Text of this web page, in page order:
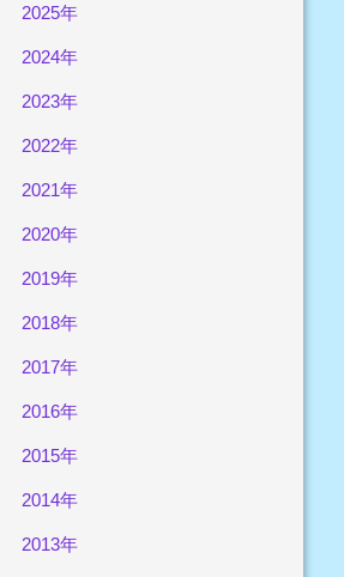
2025年
2024年
2023年
2022年
2021年
2020年
2019年
2018年
2017年
2016年
2015年
2014年
2013年